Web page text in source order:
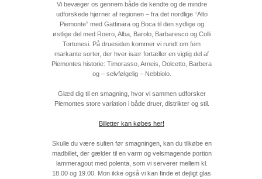
Vi bevæger os gennem både de kendte og de mindre
udforskede hjørner af regionen – fra det nordlige “Alto
Piemonte” med Gattinara og Boca til den sydlige og
østlige del med Roero, Alba, Barolo, Barbaresco og Colli
Tortonesi. På druesiden kommer vi rundt om fem
markante sorter, der hver især fortæller en vigtig del af
Piemontes historie: Timorasso, Arneis, Dolcetto, Barbera
og – selvfølgelig – Nebbiolo.
Glæd dig til en smagning, hvor vi sammen udforsker
Piemontes store variation i både druer, distrikter og stil.
Billetter kan købes her!
Skulle du være sulten før smagningen, kan du tilkøbe en
madbillet, der gælder til en varm og velsmagende portion
lammeragout med polenta, som vi serverer mellem kl.
18.00 og 19.00. Mon ikke også vi kan finde et dejligt glas